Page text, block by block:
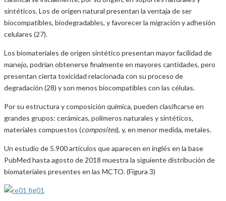
sintéticos. Los de origen natural presentan la ventaja de ser
biocompatibles, biodegradables, y favorecer la migración y adhesión
celulares (27).
Los biomateriales de origen sintético presentan mayor facilidad de
manejo, podrían obtenerse finalmente en mayores cantidades, pero
presentan cierta toxicidad relacionada con su proceso de
degradación (28) y son menos biocompatibles con las células.
Por su estructura y composición química, pueden clasificarse en
grandes grupos: cerámicas, polímeros naturales y sintéticos,
materiales compuestos (composites), y, en menor medida, metales.
Un estudio de 5.900 artículos que aparecen en inglés en la base
PubMed hasta agosto de 2018 muestra la siguiente distribución de
biomateriales presentes en las MCTO. (Figura 3)